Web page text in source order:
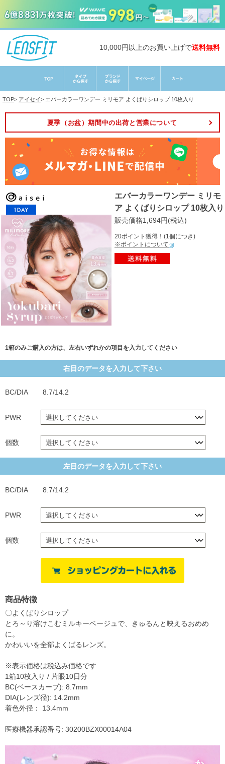
10,000円以上のお買い上げで送料無料
TOP> アイセイ> エバーカラーワンデー ミリモア よくばりシロップ 10枚入り
夏季（お盆）期間中の出荷と営業について
エバーカラーワンデー ミリモ
ア よくばりシロップ 10枚入り
販売価格1,694円(税込)
20ポイント獲得！(1個につき)
※ポイントについて
1箱のみご購入の方は、左右いずれかの項目を入力してください
右目のデータを入力して下さい
BC/DIA 8.7/14.2
PWR
個数
左目のデータを入力して下さい
BC/DIA 8.7/14.2
PWR
個数
商品特徴
〇よくばりシロップ
とろ～り溶けこむミルキーベージュで、きゅるんと映えるおめめ
に。
かわいいを全部よくばるレンズ。
※表示価格は税込み価格です
1箱10枚入り / 片眼10日分
BC(ベースカーブ): 8.7mm
DIA(レンズ径): 14.2mm
着色外径： 13.4mm
医療機器承認番号: 30200BZX00014A04